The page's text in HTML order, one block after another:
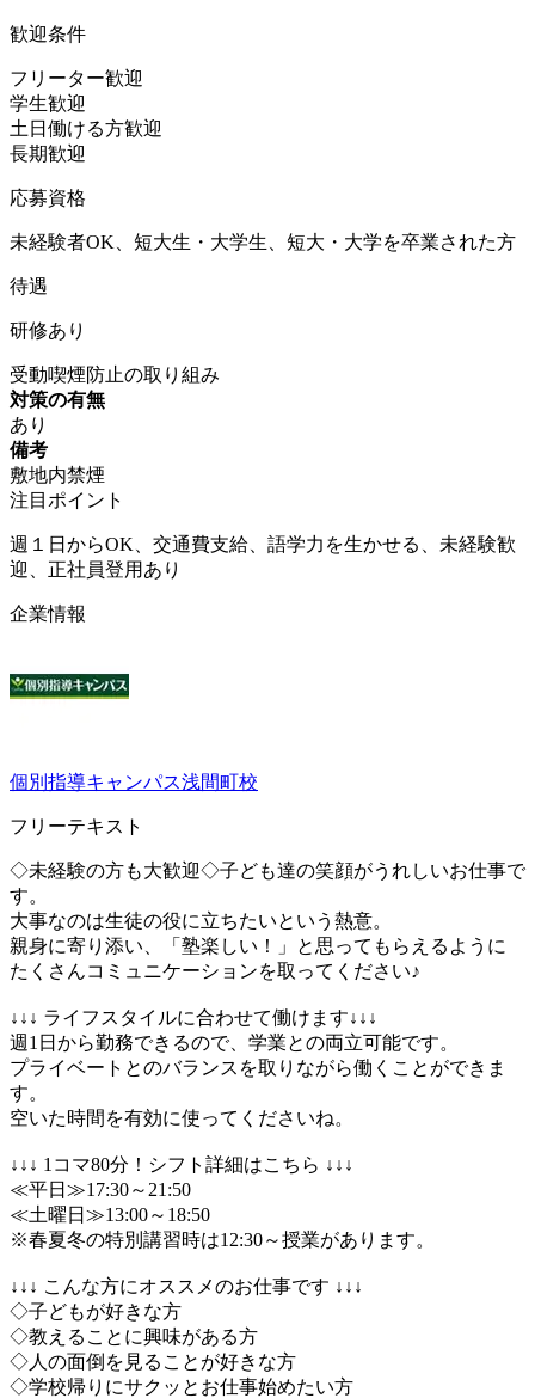
歓迎条件
フリーター歓迎
学生歓迎
土日働ける方歓迎
長期歓迎
応募資格
未経験者OK、短大生・大学生、短大・大学を卒業された方
待遇
研修あり
受動喫煙防止の取り組み
対策の有無
あり
備考
敷地内禁煙
注目ポイント
週１日からOK、交通費支給、語学力を生かせる、未経験歓
迎、正社員登用あり
企業情報
個別指導キャンパス浅間町校
フリーテキスト
◇未経験の方も大歓迎◇子ども達の笑顔がうれしいお仕事で
す。
大事なのは生徒の役に立ちたいという熱意。
親身に寄り添い、「塾楽しい！」と思ってもらえるように
たくさんコミュニケーションを取ってください♪
↓↓↓ ライフスタイルに合わせて働けます↓↓↓
週1日から勤務できるので、学業との両立可能です。
プライベートとのバランスを取りながら働くことができま
す。
空いた時間を有効に使ってくださいね。
↓↓↓ 1コマ80分！シフト詳細はこちら ↓↓↓
≪平日≫17:30～21:50
≪土曜日≫13:00～18:50
※春夏冬の特別講習時は12:30～授業があります。
↓↓↓ こんな方にオススメのお仕事です ↓↓↓
◇子どもが好きな方
◇教えることに興味がある方
◇人の面倒を見ることが好きな方
◇学校帰りにサクッとお仕事始めたい方